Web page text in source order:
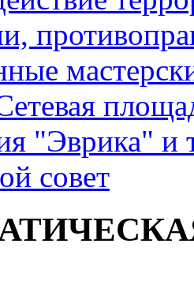
"Эврика" и
совет